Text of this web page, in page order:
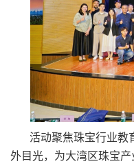
活动聚焦珠宝行业教
外目光，为大湾区珠宝